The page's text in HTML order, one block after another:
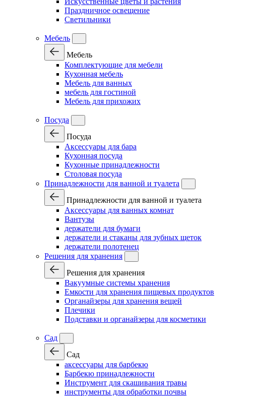
Праздничное освещение
Светильники
Мебель
Мебель
Комплектующие для мебели
Кухонная мебель
Мебель для ванных
мебель для гостиной
Мебель для прихожих
Посуда
Посуда
Аксессуары для бара
Кухонная посуда
Кухонные принадлежности
Столовая посуда
Принадлежности для ванной и туалета
Принадлежности для ванной и туалета
Аксессуары для ванных комнат
Вантузы
держатели для бумаги
держатели и стаканы для зубных щеток
держатели полотенец
Решения для хранения
Решения для хранения
Вакуумные системы хранения
Емкости для хранения пищевых продуктов
Органайзеры для хранения вещей
Плечики
Подставки и органайзеры для косметики
Сад
Сад
аксессуары для барбекю
Барбекю принадлежности
Инструмент для скашивания травы
инструменты для обработки почвы